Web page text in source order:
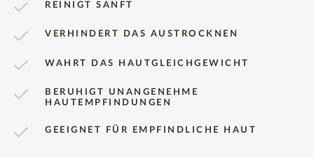
REINIGT SANFT
VERHINDERT DAS AUSTROCKNEN
WAHRT DAS HAUTGLEICHGEWICHT
BERUHIGT UNANGENEHME
HAUTEMPFINDUNGEN
GEEIGNET FÜR EMPFINDLICHE HAUT